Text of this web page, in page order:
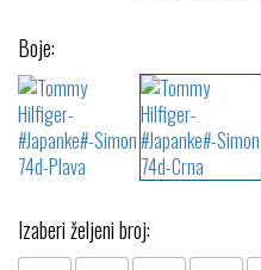
Boje:
Izaberi željeni broj: